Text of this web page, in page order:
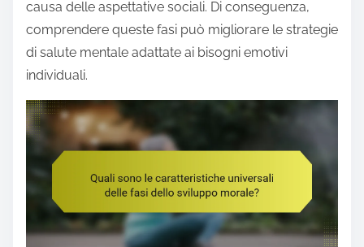
causa delle aspettative sociali. Di conseguenza,
comprendere queste fasi può migliorare le strategie
di salute mentale adattate ai bisogni emotivi
individuali.